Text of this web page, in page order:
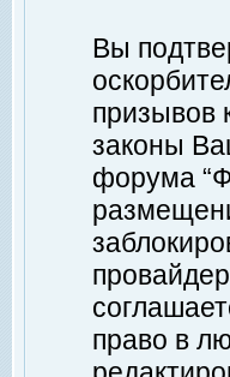
Вы
призывов
законы
форума
право в